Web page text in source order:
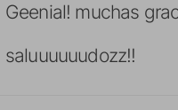
Geenial! muchas
saluuuuuudozz!!